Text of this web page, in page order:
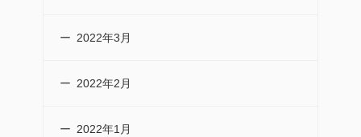
2022年3月
2022年2月
2022年1月